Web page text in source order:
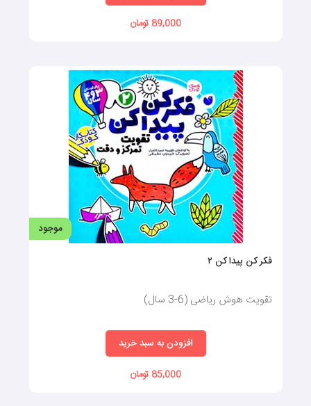
89,000 تومان
موجود
فکر کن پیدا کن ۲
تقویت هوش ریاضی (6-3 سال)
افزودن به سبد خرید
85,000 تومان